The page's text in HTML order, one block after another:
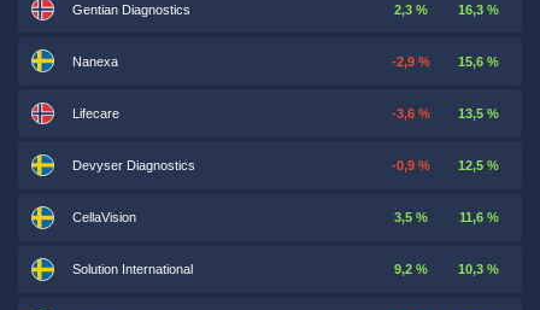
Gentian Diagnostics 2,3 % 16,3 %
Nanexa -2,9 % 15,6 %
Lifecare -3,6 % 13,5 %
Devyser Diagnostics -0,9 % 12,5 %
CellaVision 3,5 % 11,6 %
Solution International 9,2 % 10,3 %